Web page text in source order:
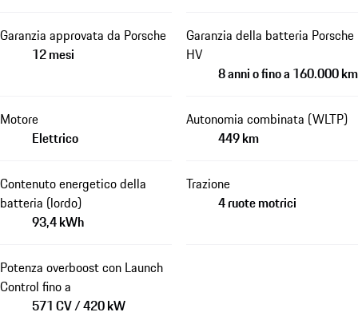
Garanzia approvata da Porsche
12 mesi
Garanzia della batteria Porsche
HV
8 anni o fino a 160.000 km
Motore
Elettrico
Autonomia combinata (WLTP)
449 km
Contenuto energetico della
batteria (lordo)
93,4 kWh
Trazione
4 ruote motrici
Potenza overboost con Launch
Control fino a
571 CV / 420 kW